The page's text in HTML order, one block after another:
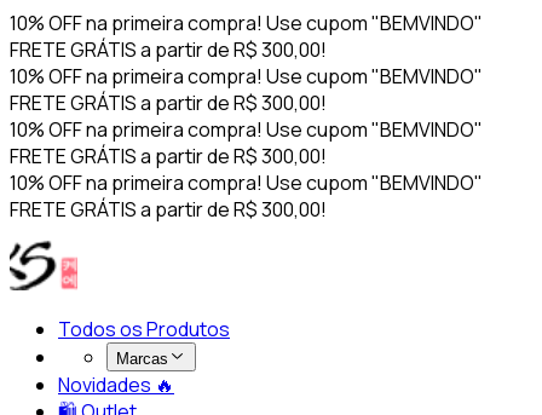
10% OFF na primeira compra! Use cupom "BEMVINDO"
FRETE GRÁTIS a partir de R$ 300,00!
10% OFF na primeira compra! Use cupom "BEMVINDO"
FRETE GRÁTIS a partir de R$ 300,00!
10% OFF na primeira compra! Use cupom "BEMVINDO"
FRETE GRÁTIS a partir de R$ 300,00!
10% OFF na primeira compra! Use cupom "BEMVINDO"
FRETE GRÁTIS a partir de R$ 300,00!
Todos os Produtos
Marcas
Novidades 🔥​